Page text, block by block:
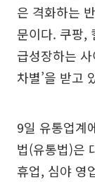
은 격화하는
문이다. 쿠팡,
급성장하는
차별’을 받고
9일 유통업계
법(유통법)은
휴업, 심야 영